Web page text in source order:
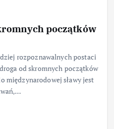
początków
rozpoznawalnych postaci
od skromnych początków
międzynarodowej sławy jest